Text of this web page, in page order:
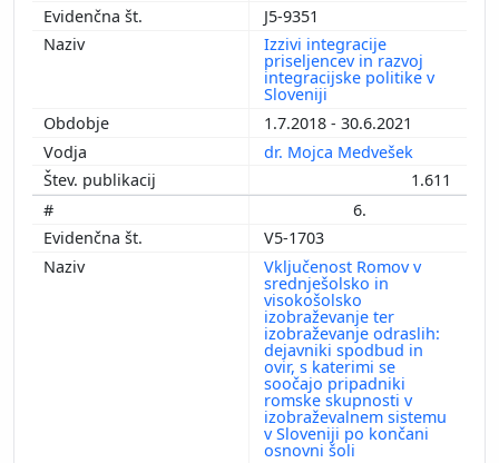
J5-9351
Izzivi integracije
priseljencev in razvoj
integracijske politike v
Sloveniji
1.7.2018 - 30.6.2021
dr. Mojca Medvešek
1.611
6.
V5-1703
Vključenost Romov v
srednješolsko in
visokošolsko
izobraževanje ter
izobraževanje odraslih:
dejavniki spodbud in
ovir, s katerimi se
soočajo pripadniki
romske skupnosti v
izobraževalnem sistemu
v Sloveniji po končani
osnovni šoli